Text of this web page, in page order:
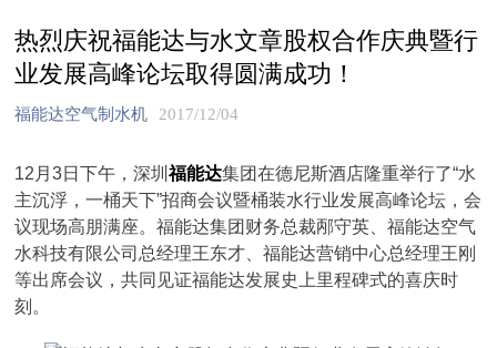
热烈庆祝福能达与水文章股权合作庆典暨行
业发展高峰论坛取得圆满成功！
福能达空气制水机 2017/12/04
12月3日下午，深圳福能达集团在德尼斯酒店隆重举行了“水
主沉浮，一桶天下”招商会议暨桶装水行业发展高峰论坛，会
议现场高朋满座。福能达集团财务总裁邴守英、福能达空气
水科技有限公司总经理王东才、福能达营销中心总经理王刚
等出席会议，共同见证福能达发展史上里程碑式的喜庆时
刻。